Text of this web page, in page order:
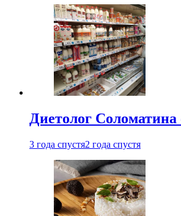
Диетолог
3 года спустя2 года спустя